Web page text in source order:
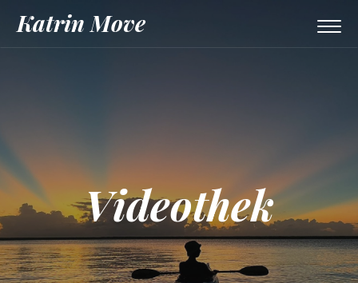
Katrin Move
Videothek